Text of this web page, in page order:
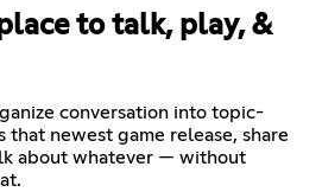
to talk, play, &
conversation into topic-
that newest game release, share
about whatever — without